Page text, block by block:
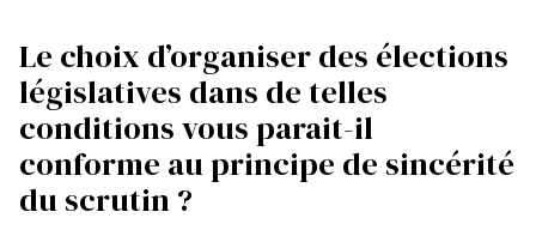
Le choix d’organiser des élections
législatives dans de telles
conditions vous parait-il
conforme au principe de sincérité
du scrutin ?